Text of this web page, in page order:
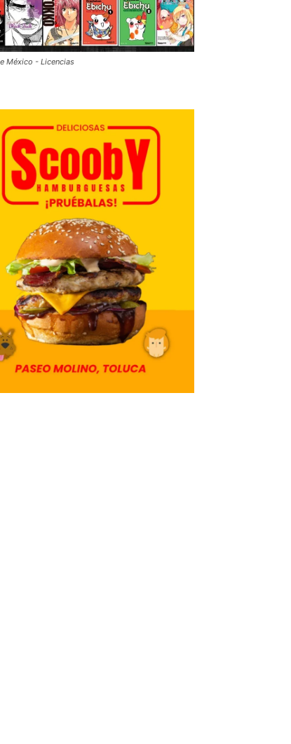
México - Licencias